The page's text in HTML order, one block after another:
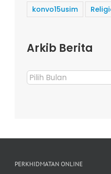
konvo15usim
Arkib Berita
Arkib
Berita
PERKHIDMATAN ONLINE